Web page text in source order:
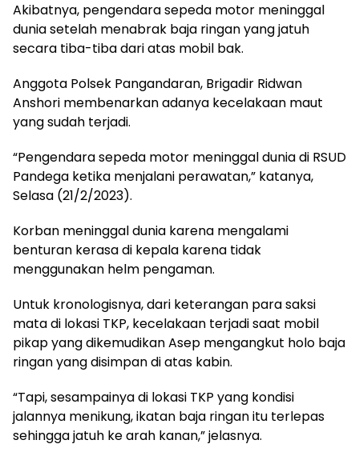
Akibatnya, pengendara sepeda motor meninggal
dunia setelah menabrak baja ringan yang jatuh
secara tiba-tiba dari atas mobil bak.
Anggota Polsek Pangandaran, Brigadir Ridwan
Anshori membenarkan adanya kecelakaan maut
yang sudah terjadi.
“Pengendara sepeda motor meninggal dunia di RSUD
Pandega ketika menjalani perawatan,” katanya,
Selasa (21/2/2023).
Korban meninggal dunia karena mengalami
benturan kerasa di kepala karena tidak
menggunakan helm pengaman.
Untuk kronologisnya, dari keterangan para saksi
mata di lokasi TKP, kecelakaan terjadi saat mobil
pikap yang dikemudikan Asep mengangkut holo baja
ringan yang disimpan di atas kabin.
“Tapi, sesampainya di lokasi TKP yang kondisi
jalannya menikung, ikatan baja ringan itu terlepas
sehingga jatuh ke arah kanan,” jelasnya.